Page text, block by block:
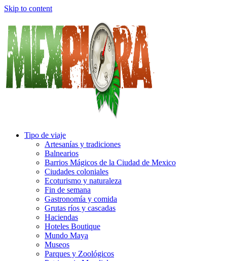
Skip to content
Tipo de viaje
Artesanías y tradiciones
Balnearios
Barrios Mágicos de la Ciudad de Mexico
Ciudades coloniales
Ecoturismo y naturaleza
Fin de semana
Gastronomía y comida
Grutas ríos y cascadas
Haciendas
Hoteles Boutique
Mundo Maya
Museos
Parques y Zoológicos